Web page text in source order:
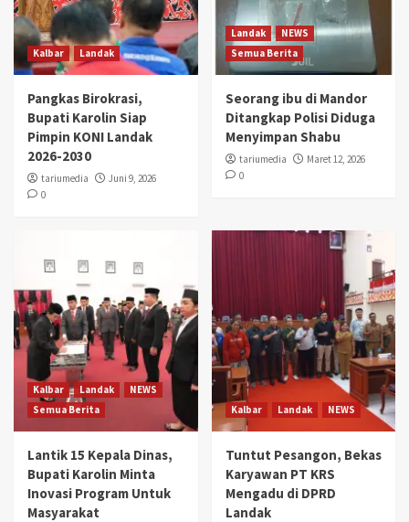
Kalbar Landak
Pangkas Birokrasi,
Bupati Karolin Siap
Pimpin KONI Landak
2026-2030
tariumedia
Juni 9, 2026
0
Landak
NEWS
Semua Berita
Seorang ibu di Mandor
Ditangkap Polisi Diduga
Menyimpan Shabu
tariumedia
Maret 12, 2026
0
Kalbar Landak
NEWS
Semua Berita
Lantik 15 Kepala Dinas,
Bupati Karolin Minta
Inovasi Program Untuk
Masyarakat
Kalbar Landak NEWS
Tuntut Pesangon, Bekas
Karyawan PT KRS
Mengadu di DPRD
Landak